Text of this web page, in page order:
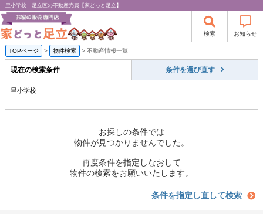
里小学校｜足立区の不動産売買【家どっと足立】
検索 お知らせ
TOPページ > 物件検索 > 不動産情報一覧
現在の検索条件 条件を選び直す
里小学校
お探しの条件では
物件が見つかりませんでした。
再度条件を指定しなおして
物件の検索をお願いいたします。
条件を指定し直して検索